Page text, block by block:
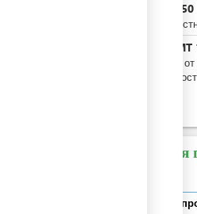
350
для
TMT
для
Общая
Общая